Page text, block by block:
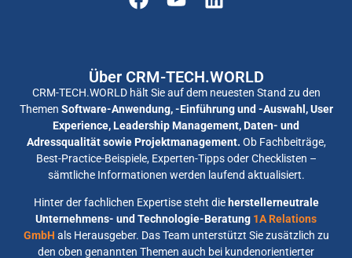
Über CRM-TECH.WORLD
CRM-TECH.WORLD hält Sie auf dem neuesten Stand zu den
Themen Software-Anwendung, -Einführung und -Auswahl, User
Experience, Leadership Management, Daten- und
Adressqualität sowie Projektmanagement. Ob Fachbeiträge,
Best-Practice-Beispiele, Experten-Tipps oder Checklisten –
sämtliche Informationen werden laufend aktualisiert.
Hinter der fachlichen Expertise steht die herstellerneutrale
Unternehmens- und Technologie-Beratung 1A Relations
GmbH als Herausgeber. Das Team unterstützt Sie zusätzlich zu
den oben genannten Themen auch bei kundenorientierter